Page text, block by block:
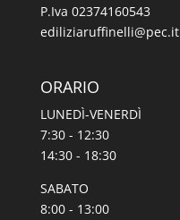
P.Iva 02374160543
ti.cep
@illeniffuraizilide
ORARIO
LUNEDÌ-VENERDÌ
7:30 - 12:30
14:30 - 18:30
SABATO
8:00 - 13:00